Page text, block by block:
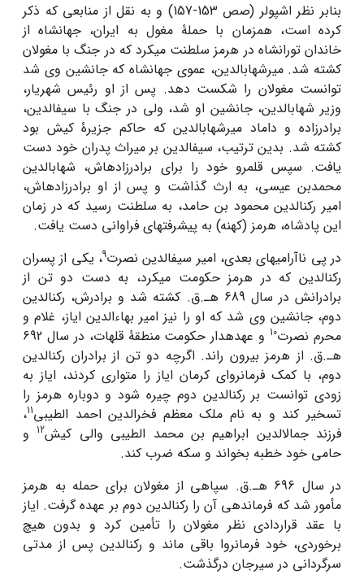
بنابر نظر اشپولر (صص 153-157) و به نقل از منابعی که ذکر
کرده است، هم­زمان با حملۀ مغول به ایران، جهان­شاه از
خاندان توران­شاه در هرمز سلطنت می­کرد که در جنگ با مغولان
کشته شد. میرشهاب­الدین، عموی جهانشاه که جانشین وی شد
توانست مغولان را شکست دهد. پس از او رئیس شهریار،
وزیر شهاب­الدین، جانشین او شد، ولی در جنگ با سیف­الدین،
برادرزاده و داماد میرشهاب­الدین که حاکم جزیرۀ کیش بود
کشته شد. بدین ترتیب، سیف­الدین بر میراث پدران خود دست
یافت. سپس قلمرو خود را برای برادرزاده­اش، شهاب­الدین
محمدبن عیسی، به ارث گذاشت و پس از او برادرزاده­اش،
امیر رکن­الدین محمود بن حامد، به سلطنت رسید که در زمان
این پادشاه، هرمز (کهنه) به پیشرفت­های فراوانی دست یافت.
در پی ناآرامی­های بعدی، امیر سیف­الدین نصرت9، یکی از پسران
رکن­الدین که در هرمز حکومت می­کرد، به دست دو تن از
برادرانش در سال 689 هـ.ق. کشته شد و برادرش، رکن­الدین
دوم، جانشین وی شد که او را نیز امیر بهاءالدین ایاز، غلام و
محرم نصرت10
و عهده­دار حکومت منطقۀ قلهات، در سال 692
هـ.ق. از هرمز بیرون راند. اگرچه دو تن از برادران رکن­الدین
دوم، با کمک فرمانروای کرمان ایاز را متواری کردند، ایاز به
زودی توانست بر رکن­الدین دوم چیره شود و دوباره هرمز را
تسخیر کند و به نام ملک معظم فخرالدین احمد الطیبی11،
فرزند جمال­الدین ابراهیم بن محمد الطیبی والی کیش12و
حامی خود خطبه بخواند و سکه ضرب کند.
در سال 696 هـ.ق. سپاهی از مغولان برای حمله به هرمز
مأمور شد که فرماندهی آن را رکن­الدین دوم بر عهده گرفت. ایاز
با عقد قراردادی نظر مغولان را تأمین کرد و بدون هیچ
برخوردی، خود فرمانروا باقی ماند و رکن­الدین پس از مدتی
سرگردانی در سیرجان درگذشت.